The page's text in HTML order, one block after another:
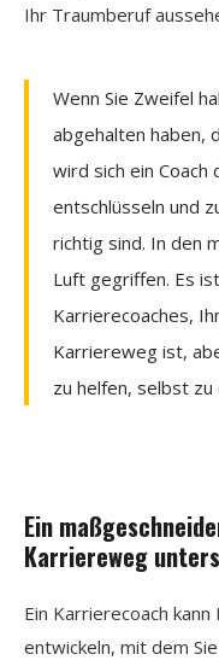
Ihr Traumberuf
Wenn Sie Zweifel
abgehalten haben,
wird sich ein Coach
entschlüsseln und
richtig sind. In den
Luft gegriffen. Es
Karrierecoaches,
Karriereweg ist,
zu helfen, selbst zu
Ein
Karriereweg
Ein Karrierecoach
entwickeln, mit dem